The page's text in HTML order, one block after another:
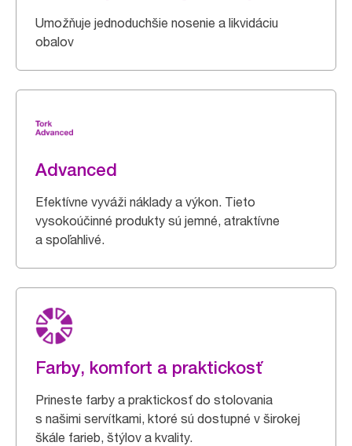
Umožňuje jednoduchšie nosenie a likvidáciu
obalov
Advanced
Efektívne vyváži náklady a výkon. Tieto
vysokoúčinné produkty sú jemné, atraktívne
a spoľahlivé.
Farby, komfort a praktickosť
Prineste farby a praktickosť do stolovania
s našimi servítkami, ktoré sú dostupné v širokej
škále farieb, štýlov a kvality.